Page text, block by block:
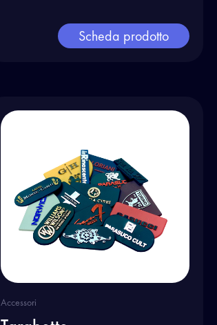
Scheda prodotto
Accessori